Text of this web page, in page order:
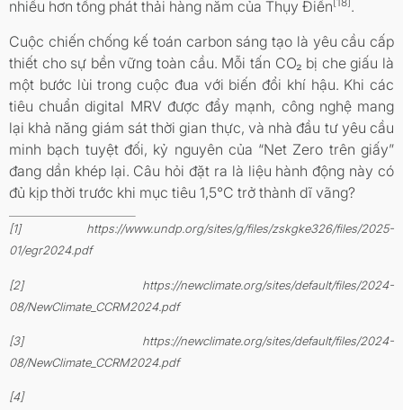
nhiều hơn tổng phát thải hàng năm của Thụy Điển
.
Cuộc chiến chống kế toán carbon sáng tạo là yêu cầu cấp
thiết cho sự bền vững toàn cầu. Mỗi tấn CO₂ bị che giấu là
một bước lùi trong cuộc đua với biến đổi khí hậu. Khi các
tiêu chuẩn digital MRV được đẩy mạnh, công nghệ mang
lại khả năng giám sát thời gian thực, và nhà đầu tư yêu cầu
minh bạch tuyệt đối, kỷ nguyên của “Net Zero trên giấy”
đang dần khép lại. Câu hỏi đặt ra là liệu hành động này có
đủ kịp thời trước khi mục tiêu 1,5°C trở thành dĩ vãng?
[1] https://www.undp.org/sites/g/files/zskgke326/files/2025-
01/egr2024.pdf
[2] https://newclimate.org/sites/default/files/2024-
08/NewClimate_CCRM2024.pdf
[3] https://newclimate.org/sites/default/files/2024-
08/NewClimate_CCRM2024.pdf
[4]